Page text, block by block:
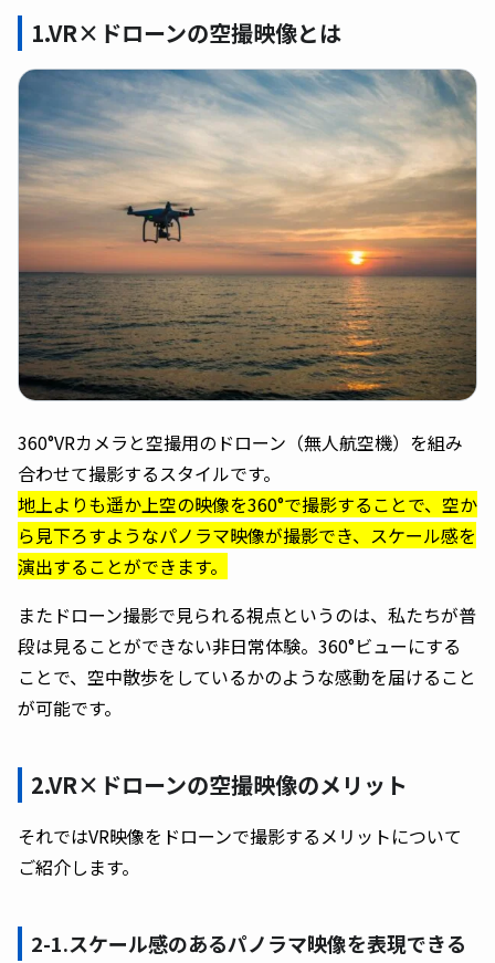
1.VR×ドローンの空撮映像とは
360°VRカメラと空撮用のドローン（無人航空機）を組み
合わせて撮影するスタイルです。
地上よりも遥か上空の映像を360°で撮影することで、空か
ら見下ろすようなパノラマ映像が撮影でき、スケール感を
演出することができます。
またドローン撮影で見られる視点というのは、私たちが普
段は見ることができない非日常体験。360°ビューにする
ことで、空中散歩をしているかのような感動を届けること
が可能です。
2.VR×ドローンの空撮映像のメリット
それではVR映像をドローンで撮影するメリットについて
ご紹介します。
2-1.スケール感のあるパノラマ映像を表現できる